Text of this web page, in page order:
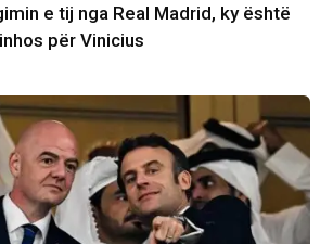
e tij nga Real Madrid, ky është
për Vinicius